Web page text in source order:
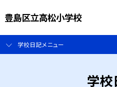
豊島区立高松小学校
学校日記メニュー
学